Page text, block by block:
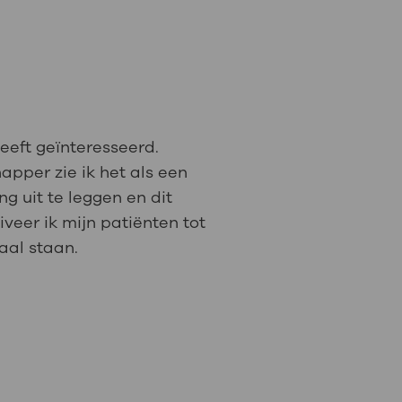
geïnteresseerd.
zie ik het als een
uit te leggen en dit
ik mijn patiënten tot
staan.